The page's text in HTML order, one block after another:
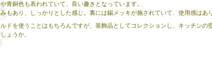
青銅色も表われていて、良い趣きとなっています。
もあり、しっかりとした感じ。裏には錫メッキが施されていて、使用感はあ
ドを使うことはもちろんですが、装飾品としてコレクションし、キッチンの
ょうか。